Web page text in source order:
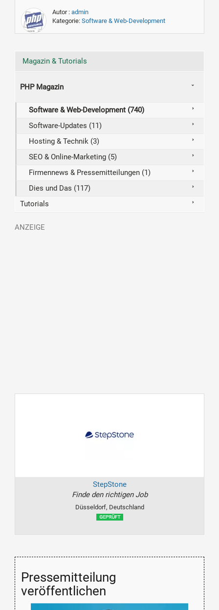
Autor : admin
Kategorie: Software & Web-Development
Magazin & Tutorials
PHP Magazin
Software & Web-Development (740)
Software-Updates (11)
Hosting & Technik (3)
SEO & Online-Marketing (5)
Firmennews & Pressemitteilungen (1)
Dies und Das (117)
Tutorials
StepStone
Finde den richtigen Job
Düsseldorf, Deutschland
Pressemitteilung
veröffentlichen